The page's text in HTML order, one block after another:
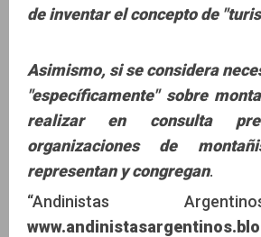
de inventar el concepto de
Asimismo, si se considera
"específicamente" sobre
realizar en consulta
organizaciones de
representan y congregan.
“Andinistas